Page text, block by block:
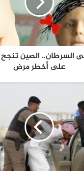
السرطان.. الصين تنجح
على أخطر مرض